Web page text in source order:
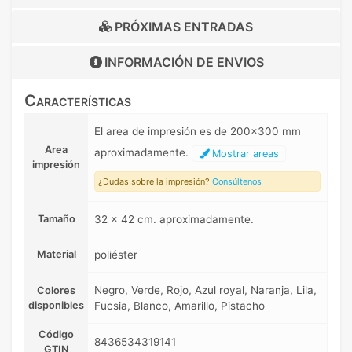
PRÓXIMAS ENTRADAS
INFORMACIÓN DE ENVIOS
Características
Area
impresión
El area de impresión es de 200x300 mm
aproximadamente.
Mostrar areas
¿Dudas sobre la impresión? Consúltenos
Tamaño 32 x 42 cm. aproximadamente.
Material poliéster
Colores
disponibles
Negro, Verde, Rojo, Azul royal, Naranja, Lila,
Fucsia, Blanco, Amarillo, Pistacho
Código
GTIN
8436534319141